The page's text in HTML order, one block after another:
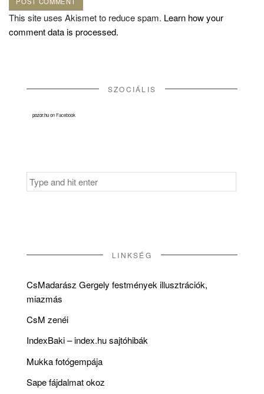
This site uses Akismet to reduce spam. Learn how your
comment data is processed.
SZOCIÁLIS
pozor.huon Facebook
Search
for:
LINKSÉG
CsMadarász Gergely festmények illusztrációk,
miazmás
CsM zenéi
IndexBaki – index.hu sajtóhibák
Mukka fotógempája
Sape fájdalmat okoz